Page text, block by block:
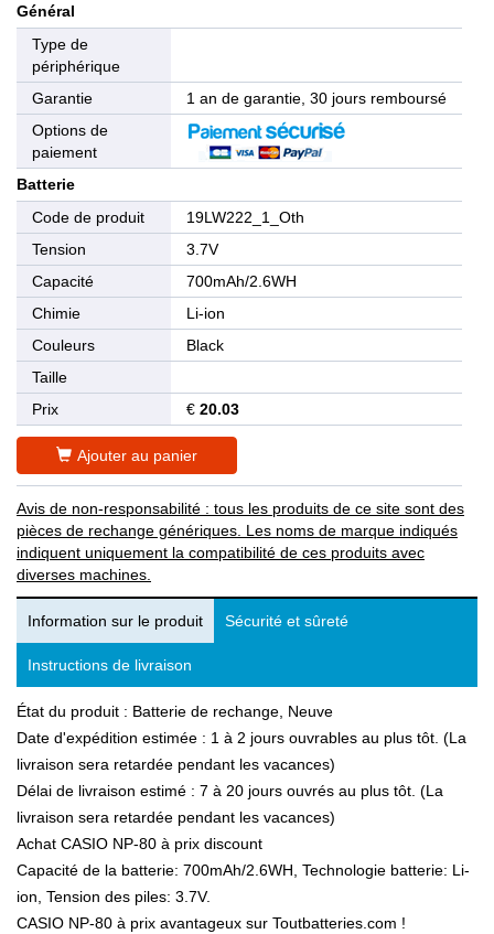
Général
Type de
périphérique
Garantie
1 an de garantie, 30 jours remboursé
Options de
paiement
Batterie
Code de produit
19LW222_1_Oth
Tension
3.7V
Capacité
700mAh/2.6WH
Chimie
Li-ion
Couleurs
Black
Taille
Prix
€ 20.03
Ajouter au panier
Avis de non-responsabilité : tous les produits de ce site sont des
pièces de rechange génériques. Les noms de marque indiqués
indiquent uniquement la compatibilité de ces produits avec
diverses machines.
Information sur le produit Sécurité et sûreté
Instructions de livraison
État du produit : Batterie de rechange, Neuve
Date d'expédition estimée : 1 à 2 jours ouvrables au plus tôt. (La
livraison sera retardée pendant les vacances)
Délai de livraison estimé : 7 à 20 jours ouvrés au plus tôt. (La
livraison sera retardée pendant les vacances)
Achat CASIO NP-80 à prix discount
Capacité de la batterie: 700mAh/2.6WH, Technologie batterie: Li-
ion, Tension des piles: 3.7V.
CASIO NP-80 à prix avantageux sur Toutbatteries.com !